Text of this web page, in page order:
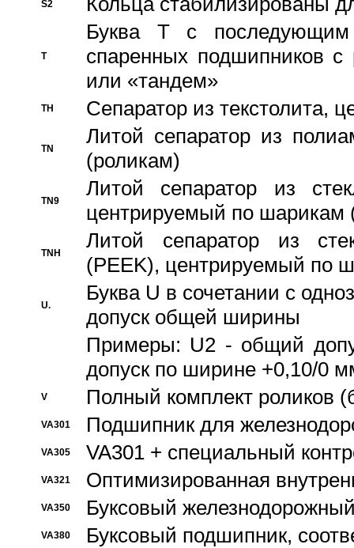
S2
T
Буква T с
спаренных подшипников
или «тандем»
TH Сепаратор из текстолита,
TN
Литой сепаратор из
(роликам)
TN9
Литой сепаратор из
центрируемый по шарикам
TNH
Литой сепаратор из
(PEEK), центрируемый по
U.
Буква U в сочетании с
допуск общей ширины
Примеры: U2 - общий
допуск по ширине +0,10/0
V Полный комплект роликов
VA301 Подшипник для
VA305 VA301 + специальный
VA321 Оптимизированная
VA350 Буксовый
VA380 Буксовый подшипник,